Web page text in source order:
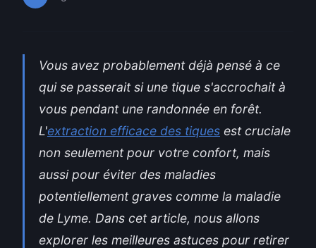
Vous avez probablement déjà pensé à ce
qui se passerait si une tique s'accrochait à
vous pendant une randonnée en forêt.
L'extraction efficace des tiques est cruciale
non seulement pour votre confort, mais
aussi pour éviter des maladies
potentiellement graves comme la maladie
de Lyme. Dans cet article, nous allons
explorer les meilleures astuces pour retirer